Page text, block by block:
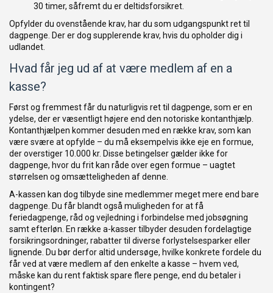
30 timer, såfremt du er deltidsforsikret.
Opfylder du ovenstående krav, har du som udgangspunkt ret til
dagpenge. Der er dog supplerende krav, hvis du opholder dig i
udlandet.
Hvad får jeg ud af at være medlem af en a
kasse?
Først og fremmest får du naturligvis ret til dagpenge, som er en
ydelse, der er væsentligt højere end den notoriske kontanthjælp.
Kontanthjælpen kommer desuden med en række krav, som kan
være svære at opfylde – du må eksempelvis ikke eje en formue,
der overstiger 10.000 kr. Disse betingelser gælder ikke for
dagpenge, hvor du frit kan råde over egen formue – uagtet
størrelsen og omsætteligheden af denne.
A-kassen kan dog tilbyde sine medlemmer meget mere end bare
dagpenge. Du får blandt også muligheden for at få
feriedagpenge, råd og vejledning i forbindelse med jobsøgning
samt efterløn. En række a-kasser tilbyder desuden fordelagtige
forsikringsordninger, rabatter til diverse forlystelsesparker eller
lignende. Du bør derfor altid undersøge, hvilke konkrete fordele du
får ved at være medlem af den enkelte a kasse – hvem ved,
måske kan du rent faktisk spare flere penge, end du betaler i
kontingent?